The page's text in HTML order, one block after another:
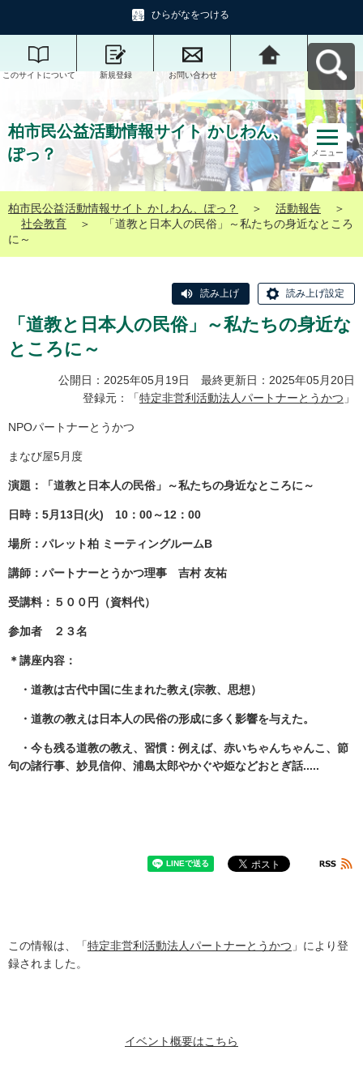
ひらがなをつける
このサイトについて 新規登録 お問い合わせ
柏市民公益活動情報
サイト かしわん、ぽ
っ？へ戻る
柏市民公益活動情報サイト かしわん、
ぽっ？
メニュー
柏市民公益活動情報サイト かしわん、ぽっ？ ＞ 活動報告
＞
社会教育
＞
「道教と日本人の民俗」～私たちの身近なところ
に～
読み上げ 読み上げ設定
「道教と日本人の民俗」～私たちの身近な
ところに～
公開日：2025年05月19日 最終更新日：2025年05月20日
登録元：「特定非営利活動法人パートナーとうかつ 」
NPOパートナーとうかつ
まなび屋5月度
演題：「道教と日本人の民俗」～私たちの身近なところに～
日時：5月13日(火) 10：00～12：00
場所：パレット柏 ミーティングルームB
講師：パートナーとうかつ理事 吉村 友祐
受講料：５００円（資料代）
参加者 ２３名
＊講座内容：
・道教は古代中国に生まれた教え(宗教、思想）
・道教の教えは日本人の民俗の形成に多く影響を与えた。
・今も残る道教の教え、習慣：例えば、赤いちゃんちゃんこ、節
句の諸行事、妙見信仰、浦島太郎やかぐや姫などおとぎ話.....
この情報は、「特定非営利活動法人パートナーとうかつ 」により登
録されました。
イベント概要はこちら